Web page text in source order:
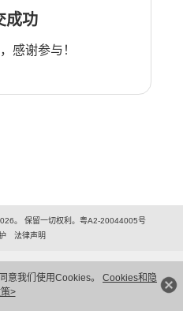
意我们使用Cookies。 Cookies和隐
>
成功
感谢参与！
。 保留一切权利。粤A2-20044005号
法律声明